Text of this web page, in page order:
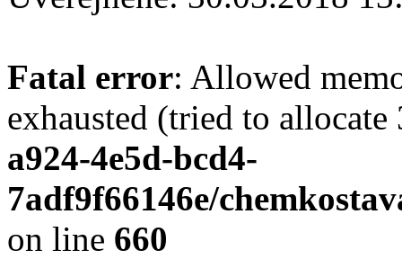
Fatal error: Allowed
exhausted (tried to
a924-4e5d-bcd4-
7adf9f66146e/
on line 660